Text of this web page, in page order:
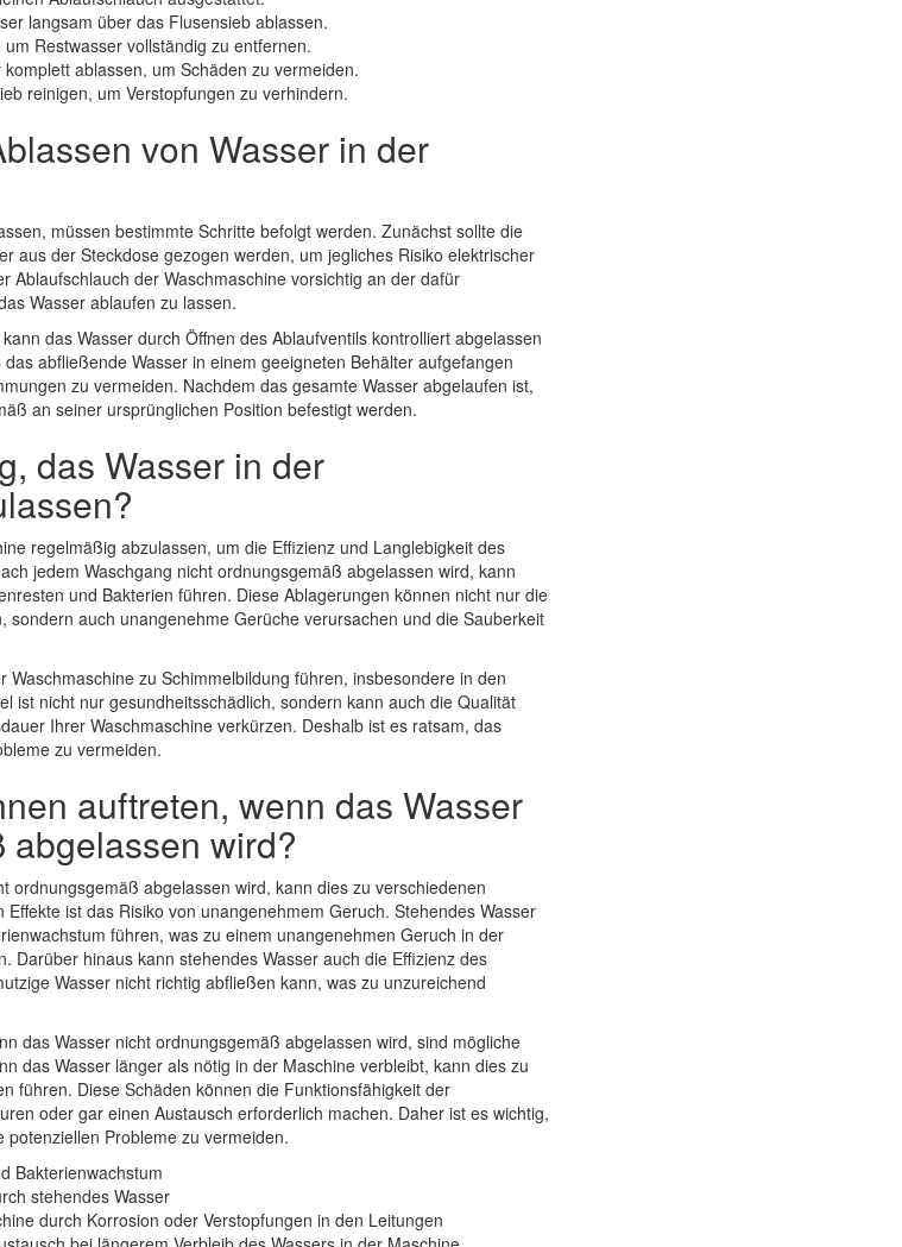
langsam über das Flusensieb ablassen.
um Restwasser vollständig zu entfernen.
ablassen, um Schäden zu vermeiden.
reinigen, um Verstopfungen zu verhindern.
von Wasser in der
müssen bestimmte Schritte befolgt werden. Zunächst sollte die
aus der Steckdose gezogen werden, um jegliches Risiko elektrischer
Ablaufschlauch der Waschmaschine vorsichtig an der dafür
Wasser ablaufen zu lassen.
das Wasser durch Öffnen des Ablaufventils kontrolliert abgelassen
abfließende Wasser in einem geeigneten Behälter aufgefangen
zu vermeiden. Nachdem das gesamte Wasser abgelaufen ist,
an seiner ursprünglichen Position befestigt werden.
das Wasser in der
regelmäßig abzulassen, um die Effizienz und Langlebigkeit des
jedem Waschgang nicht ordnungsgemäß abgelassen wird, kann
und Bakterien führen. Diese Ablagerungen können nicht nur die
sondern auch unangenehme Gerüche verursachen und die Sauberkeit
zu Schimmelbildung führen, insbesondere in den
ist nicht nur gesundheitsschädlich, sondern kann auch die Qualität
Ihrer Waschmaschine verkürzen. Deshalb ist es ratsam, das
zu vermeiden.
auftreten, wenn das Wasser
wird?
ordnungsgemäß abgelassen wird, kann dies zu verschiedenen
ist das Risiko von unangenehmem Geruch. Stehendes Wasser
führen, was zu einem unangenehmen Geruch in der
Darüber hinaus kann stehendes Wasser auch die Effizienz des
Wasser nicht richtig abfließen kann, was zu unzureichend
das Wasser nicht ordnungsgemäß abgelassen wird, sind mögliche
das Wasser länger als nötig in der Maschine verbleibt, kann dies zu
führen. Diese Schäden können die Funktionsfähigkeit der
oder gar einen Austausch erforderlich machen. Daher ist es wichtig,
Probleme zu vermeiden.
Bakterienwachstum
stehendes Wasser
durch Korrosion oder Verstopfungen in den Leitungen